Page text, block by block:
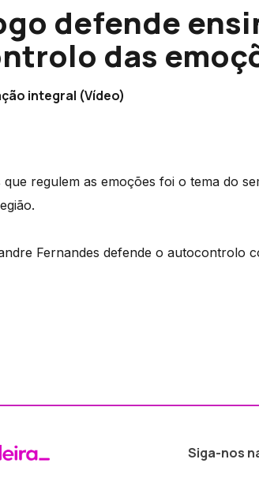
defende
das
integral (Vídeo)
que regulem as emoções foi o tema do
Fernandes defende o autocontrolo
Siga-nos